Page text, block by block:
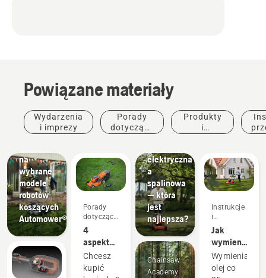
Powiązane materiały
Wydarzenia
i imprezy
Porady
dotyczące
Produkty
i
Promocje
na
wybrane
modele
robotów
koszących
Automower®
Porady
dotyczące
zakupu
4
aspekty
do
rozważenia
Chcesz
kupić
elektryczna
a
spalinowa
— która
jest
najlepsza?
Chainsaw
Academy
Instrukcje
i
przewodniki
Jak
wymienić
olej w
kosiarce
Wymieniaj
olej co